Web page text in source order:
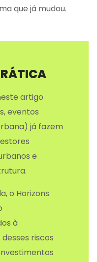
que já mudou.
artigo
eventos
já fazem
e
o Horizons
à
riscos